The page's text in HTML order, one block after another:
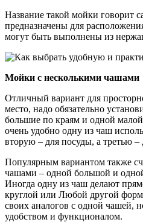
Название такой мойки говорит
предназначены для
могут быть выполнены из
Мойки с несколькими чашами
Отличный вариант для
место, надо обязательно
большие по краям и одной
очень удобно одну из чаш
вторую – для посуды, а третью –
Популярным вариантом также
чашами – одной большой и
Иногда одну из чаш делают
круглой или Любой другой
своих аналогов с одной чашей,
удобством и функционалом.